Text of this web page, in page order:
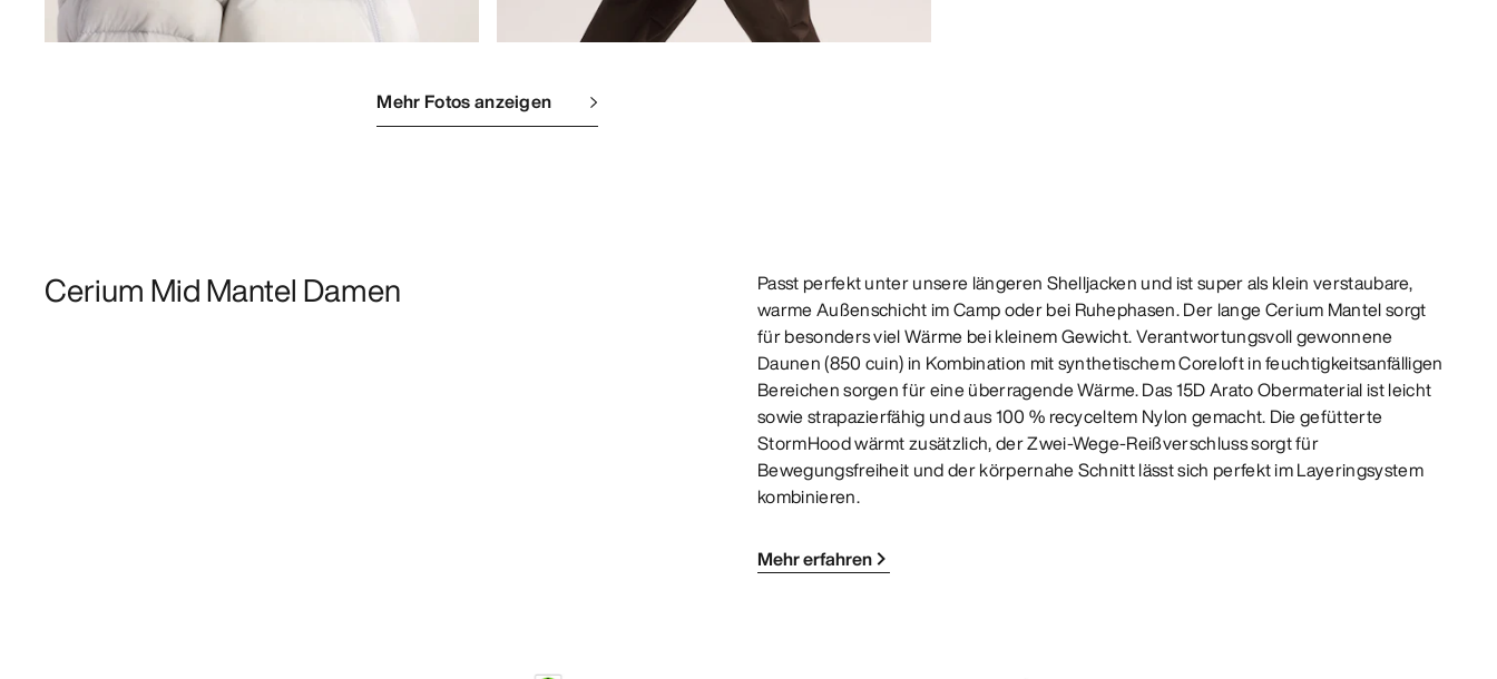
Mehr Fotos anzeigen
Cerium Mid Mantel Damen
Passt perfekt unter unsere längeren Shelljacken und ist super als klein verstaubare,
warme Außenschicht im Camp oder bei Ruhephasen. Der lange Cerium Mantel sorgt
für besonders viel Wärme bei kleinem Gewicht. Verantwortungsvoll gewonnene
Daunen (850 cuin) in Kombination mit synthetischem Coreloft in feuchtigkeitsanfälligen
Bereichen sorgen für eine überragende Wärme. Das 15D Arato Obermaterial ist leicht
sowie strapazierfähig und aus 100 % recyceltem Nylon gemacht. Die gefütterte
StormHood wärmt zusätzlich, der Zwei-Wege-Reißverschluss sorgt für
Bewegungsfreiheit und der körpernahe Schnitt lässt sich perfekt im Layeringsystem
kombinieren.
Mehr erfahren